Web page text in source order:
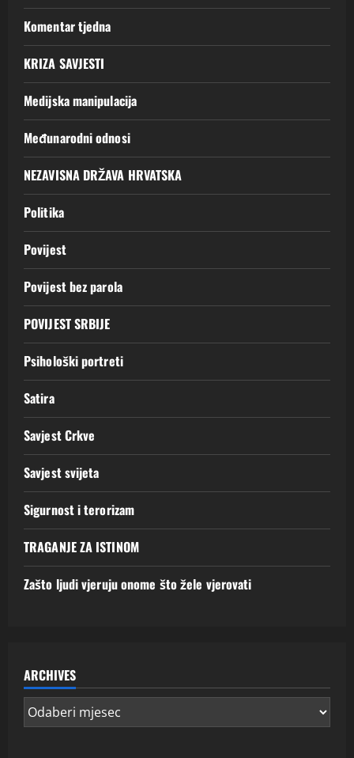
Komentar tjedna
KRIZA SAVJESTI
Medijska manipulacija
Međunarodni odnosi
NEZAVISNA DRŽAVA HRVATSKA
Politika
Povijest
Povijest bez parola
POVIJEST SRBIJE
Psihološki portreti
Satira
Savjest Crkve
Savjest svijeta
Sigurnost i terorizam
TRAGANJE ZA ISTINOM
Zašto ljudi vjeruju onome što žele vjerovati
ARCHIVES